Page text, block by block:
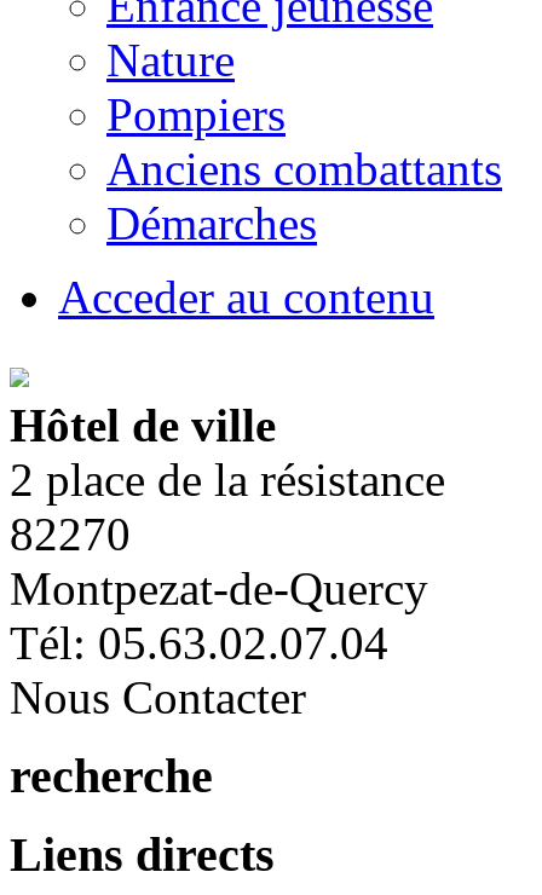
Nature
Pompiers
Anciens combattants
Démarches
Acceder au contenu
Hôtel de ville
2 place de la résistance
82270
Montpezat-de-Quercy
Tél: 05.63.02.07.04
Nous Contacter
recherche
Liens directs